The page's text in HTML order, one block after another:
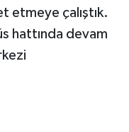
etmeye çalıştık.
hattında devam